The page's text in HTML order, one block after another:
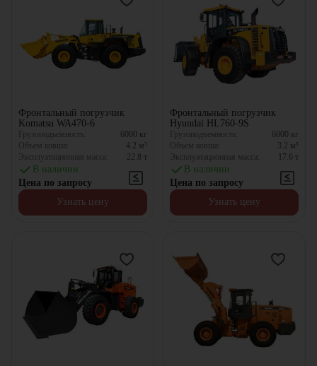
Фронтальный погрузчик
Komatsu WA470-6
Грузоподъемность: 6000 кг
Объем ковша:
4.2 м³
Эксплуатационная масса:
22.8 т
В наличии
Цена по запросу
Узнать цену
Фронтальный погрузчик
Hyundai HL760-9S
Грузоподъемность: 6000 кг
Объем ковша:
3.2 м³
Эксплуатационная масса:
17.6 т
В наличии
Цена по запросу
Узнать цену